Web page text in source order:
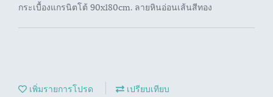
กระเบื้องแกรนิตโต้ 90x180cm. ลายหินอ่อนเส้นสีทอง
เพิ่มรายการโปรด เปรียบเทียบ